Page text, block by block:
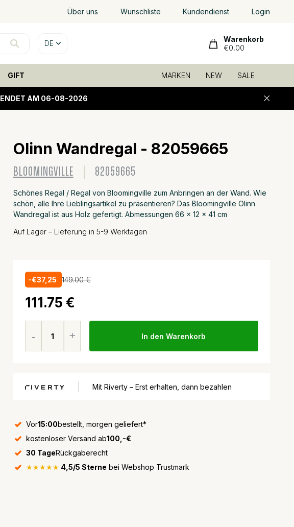
Über uns Wunschliste Kundendienst Login
DE
Warenkorb
€0,00
GIFT MARKEN NEW SALE
ENDET AM 06-08-2026
25%
sale
Olinn Wandregal - 82059665
BLOOMINGVILLE 82059665
Schönes Regal / Regal von Bloomingville zum Anbringen an der Wand. Wie
schön, alle Ihre Lieblingsartikel zu präsentieren? Das Bloomingville Olinn
Wandregal ist aus Holz gefertigt. Abmessungen 66 x 12 x 41 cm
Auf Lager – Lieferung in 5-9 Werktagen
-€37,25 149.00 €
111.75 €
In den Warenkorb
Mit Riverty – Erst erhalten, dann bezahlen
Vor15:00bestellt, morgen geliefert*
kostenloser Versand ab100,-€
30 TageRückgaberecht
★★★★★ 4,5/5 Sterne bei Webshop Trustmark